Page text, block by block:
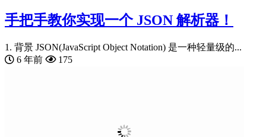
手把手教你实现一个 JSON 解析器！
1. 背景 JSON(JavaScript Object Notation) 是一种轻量级的...
6 年前
175